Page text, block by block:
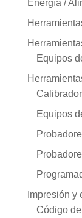
Energía /
Equipos
Equipos
Impresión y
Código